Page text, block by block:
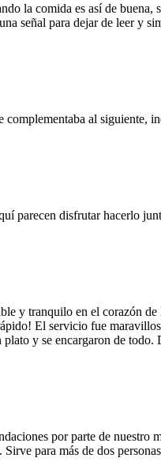
la comida es así de
señal para dejar de leer y
al siguiente,
parecen disfrutar hacerlo
y tranquilo en el corazón
El servicio fue
y se encargaron de
por parte de nuestro
para más de dos